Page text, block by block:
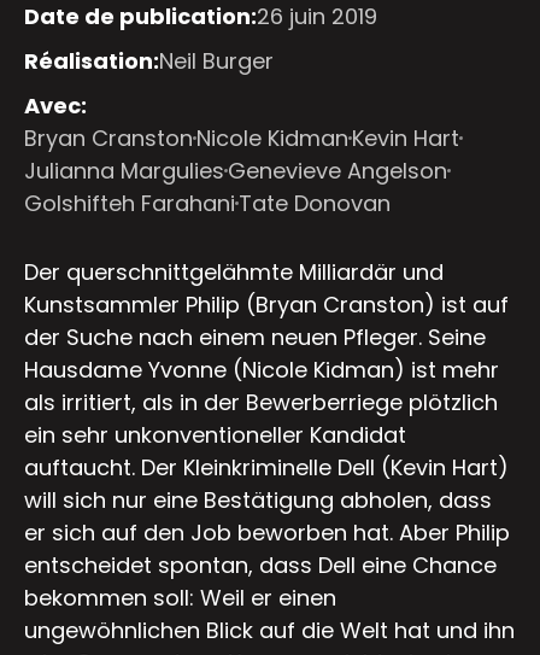
Date de publication:26 juin 2019
Réalisation:Neil Burger
Avec:
Bryan Cranston Nicole Kidman Kevin Hart
Julianna Margulies Genevieve Angelson
Golshifteh Farahani Tate Donovan
Der querschnittgelähmte Milliardär und
Kunstsammler Philip (Bryan Cranston) ist auf
der Suche nach einem neuen Pfleger. Seine
Hausdame Yvonne (Nicole Kidman) ist mehr
als irritiert, als in der Bewerberriege plötzlich
ein sehr unkonventioneller Kandidat
auftaucht. Der Kleinkriminelle Dell (Kevin Hart)
will sich nur eine Bestätigung abholen, dass
er sich auf den Job beworben hat. Aber Philip
entscheidet spontan, dass Dell eine Chance
bekommen soll: Weil er einen
ungewöhnlichen Blick auf die Welt hat und ihn